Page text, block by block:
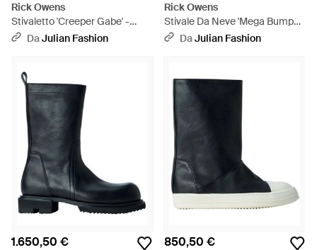
Rick Owens
Stivaletto 'Creeper Gabe' -
NeroDaJulian Fashion
Rick Owens
Stivale Da Neve 'Mega Bumper
Lunar' - Nero
DaJulian Fashion
1.650,50 € 850,50 €